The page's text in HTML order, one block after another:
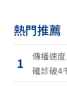
熱門推薦
1
傳播速
確診破4